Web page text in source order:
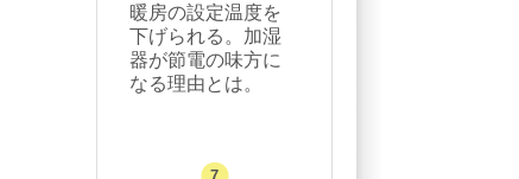
暖房の設定温度を
下げられる。加湿
器が節電の味方に
なる理由とは。